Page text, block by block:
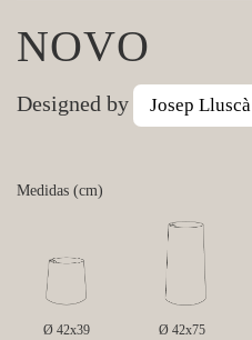
NOVO
Designed by Josep Lluscà
Medidas (cm)
Ø 42x39
Ø 42x75